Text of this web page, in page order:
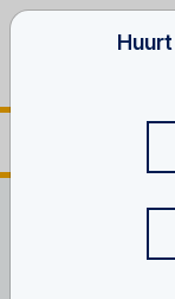
Vacatures
Junior